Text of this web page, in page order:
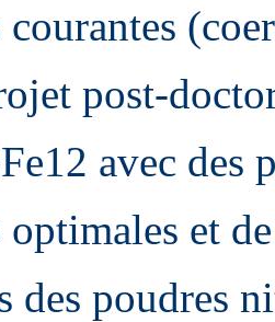
courantes
post-
avec des
et
des poudres